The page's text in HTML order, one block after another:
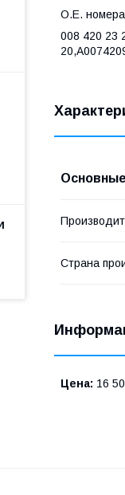
O.E.
008 420 23
Основные
Страна
Цена: 16